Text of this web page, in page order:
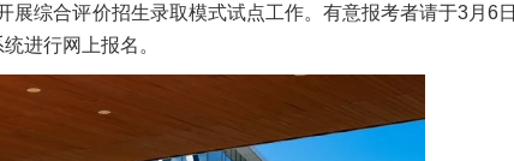
综合评价招生录取模式试点工作。有意报考者请于3月6日
进行网上报名。